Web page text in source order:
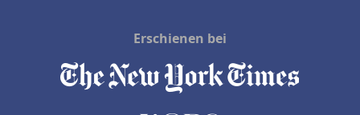
Erschienen bei